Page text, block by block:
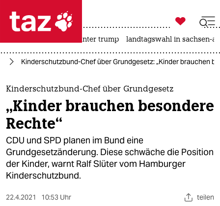
 taz zahl ich
taz zahl ich
themen
politik
öko
gesellschaft
kultur
sport

taz zahl ich
usa unter trump landtagswahl in sachsen-
Kinderschutzbund-Chef über Grundgesetz: „Kinder brauchen
Kinderschutzbund-Chef über Grundgesetz
„Kinder brauchen besondere
Rechte“
CDU und SPD planen im Bund eine
Grundgesetzänderung. Diese schwäche die Position
der Kinder, warnt Ralf Slüter vom Hamburger
Kinderschutzbund.
22.4.2021 10:53 Uhr teilen